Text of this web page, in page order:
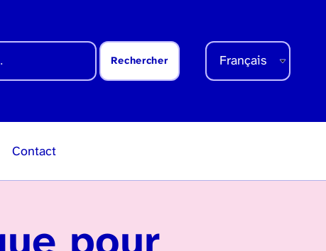
Choisir une langue – la sélection déclenchera le rechargement de la page
Contact